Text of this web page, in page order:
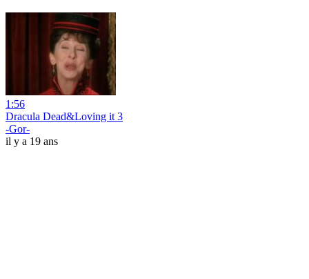
1:56
Dracula Dead&Loving it 3
-Gor-
il y a 19 ans